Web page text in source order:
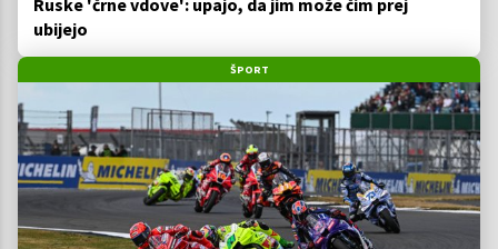
Ruske 'črne vdove': upajo, da jim može čim prej
ubijejo
ŠPORT